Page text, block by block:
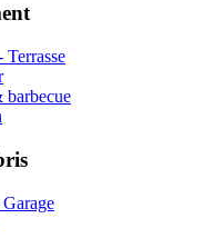
Terrasse
barbecue